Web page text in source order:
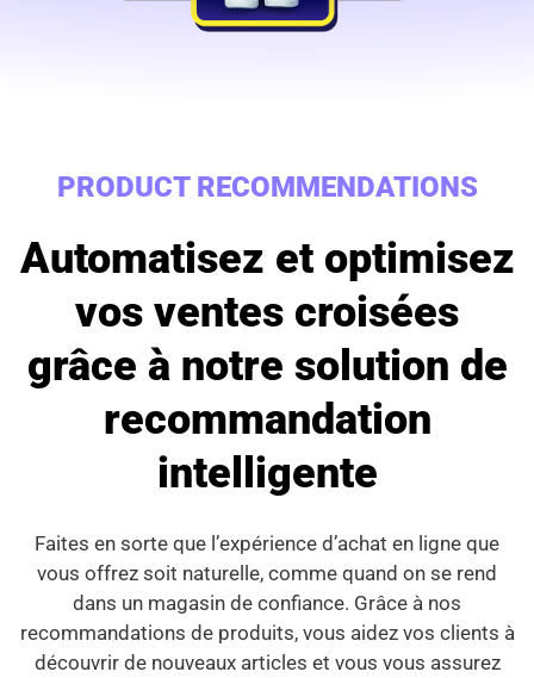
PRODUCT RECOMMENDATIONS
Automatisez et optimisez
vos ventes croisées
grâce à notre solution de
recommandation
intelligente
Faites en sorte que l’expérience d’achat en ligne que
vous offrez soit naturelle, comme quand on se rend
dans un magasin de confiance. Grâce à nos
recommandations de produits, vous aidez vos clients à
découvrir de nouveaux articles et vous vous assurez